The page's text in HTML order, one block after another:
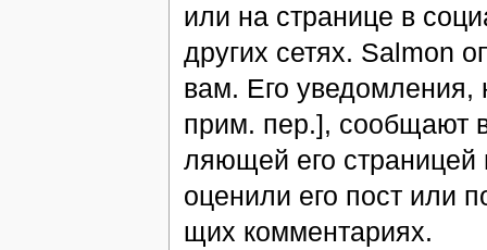
или на странице в
дру­гих се­тях. Salmon
вам. Его
прим. пер.], со­об­ща­ют
ляю­щей его страницей
оценили его пост или
щих ком­мен­та­ри­ях.